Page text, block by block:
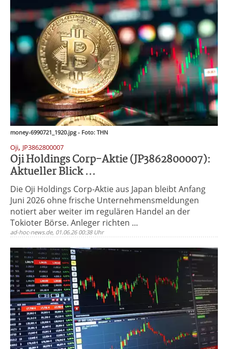
money-6990721_1920.jpg - Foto: THN
Oji, JP3862800007
Oji Holdings Corp-Aktie (JP3862800007):
Aktueller Blick ...
Die Oji Holdings Corp-Aktie aus Japan bleibt Anfang
Juni 2026 ohne frische Unternehmensmeldungen
notiert aber weiter im regulären Handel an der
Tokioter Börse. Anleger richten ...
ad-hoc-news.de, 01.06.26 00:38 Uhr